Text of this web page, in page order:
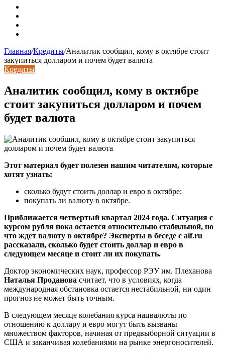
Главная/Кредиты/Аналитик сообщил, кому в октябре стоит
закупиться долларом и почем будет валюта
Кредиты
Аналитик сообщил, кому в октябре
стоит закупиться долларом и почем
будет валюта
Этот материал будет полезен нашим читателям, которые
хотят узнать:
сколько будут стоить доллар и евро в октябре;
покупать ли валюту в октябре.
Приближается четвертый квартал 2024 года. Ситуация с
курсом рубля пока остается относительно стабильной, но
что ждет валюту в октябре? Эксперты в беседе с aif.ru
рассказали, сколько будет стоить доллар и евро в
следующем месяце и стоит ли их покупать.
Доктор экономических наук, профессор РЭУ им. Плеханова
Наталья Проданова считает, что в условиях, когда
международная обстановка остается нестабильной, ни один
прогноз не может быть точным.
В следующем месяце колебания курса нацвалюты по
отношению к доллару и евро могут быть вызваны
множеством факторов, начиная от предвыборной ситуации в
США и заканчивая колебаниями на рынке энергоносителей.